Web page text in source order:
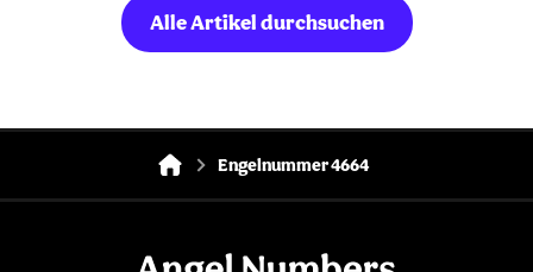
Alle Artikel durchsuchen
Engelnummer 4664